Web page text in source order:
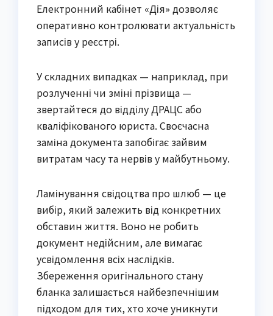
Електронний кабінет «Дія» дозволяє
оперативно контролювати актуальність
записів у реєстрі.
У складних випадках — наприклад, при
розлученні чи зміні прізвища —
звертайтеся до відділу ДРАЦС або
кваліфікованого юриста. Своєчасна
заміна документа запобігає зайвим
витратам часу та нервів у майбутньому.
Ламінування свідоцтва про шлюб — це
вибір, який залежить від конкретних
обставин життя. Воно не робить
документ недійсним, але вимагає
усвідомлення всіх наслідків.
Збереження оригінального стану
бланка залишається найбезпечнішим
підходом для тих, хто хоче уникнути